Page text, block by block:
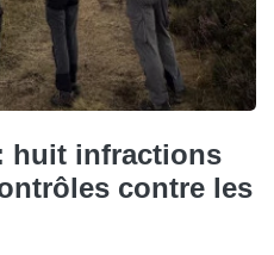
huit infractions
contre les